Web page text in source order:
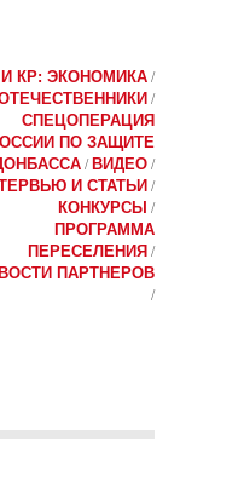
КР: ЭКОНОМИКА /
/
СПЕЦОПЕРАЦИЯ
ПО ЗАЩИТЕ
/ ВИДЕО /
И СТАТЬИ /
КОНКУРСЫ /
ПРОГРАММА
ПЕРЕСЕЛЕНИЯ /
ПАРТНЕРОВ
/